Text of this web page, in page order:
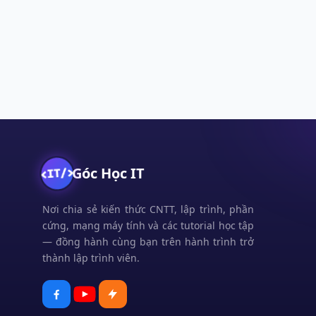
Góc Học IT
Nơi chia sẻ kiến thức CNTT, lập trình, phần
cứng, mạng máy tính và các tutorial học tập
— đồng hành cùng bạn trên hành trình trở
thành lập trình viên.